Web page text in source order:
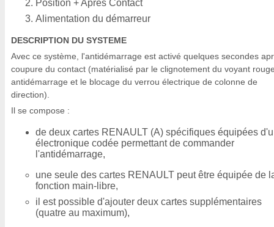
Position + Après Contact
Alimentation du démarreur
DESCRIPTION DU SYSTEME
Avec ce système, l'antidémarrage est activé quelques secondes
coupure du contact (matérialisé par le clignotement du voyant
antidémarrage et le blocage du verrou électrique de colonne de
direction).
Il se compose :
de deux cartes RENAULT (A) spécifiques équipées
électronique codée permettant de commander
l'antidémarrage,
une seule des cartes RENAULT peut être équipée de
fonction main-libre,
il est possible d'ajouter deux cartes supplémentaires
(quatre au maximum),